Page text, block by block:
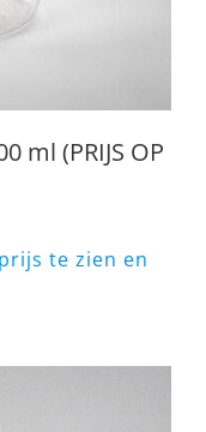
ml (PRIJS OP
te zien en